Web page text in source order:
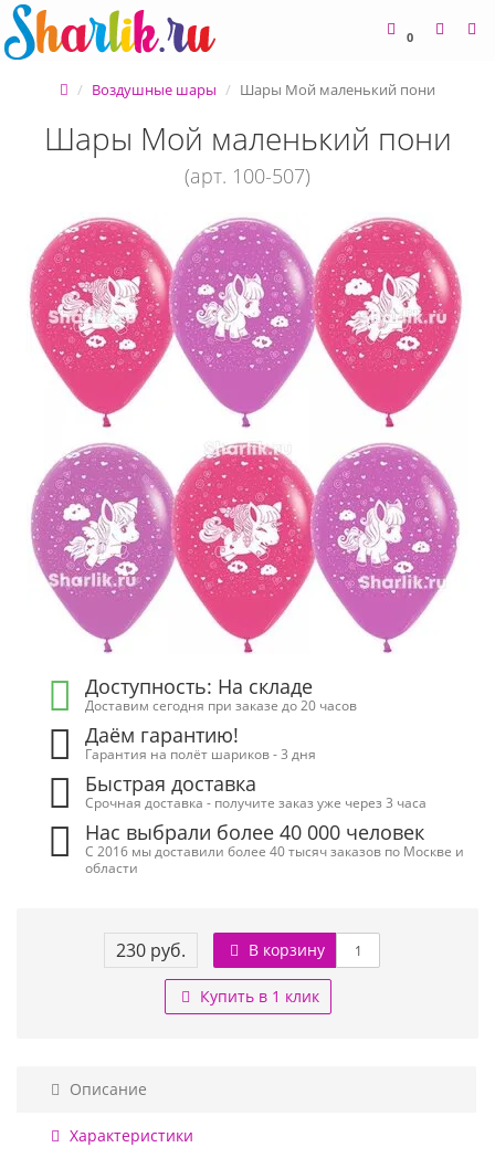
0
Воздушные шары Шары Мой маленький пони
Шары Мой маленький пони
(арт. 100-507)
Доступность: На складе
Доставим сегодня при заказе до 20 часов
Даём гарантию!
Гарантия на полёт шариков - 3 дня
Быстрая доставка
Срочная доставка - получите заказ уже через 3 часа
Нас выбрали более 40 000 человек
С 2016 мы доставили более 40 тысяч заказов по Москве и
области
230 руб. В корзину
Купить в 1 клик
Описание
Характеристики